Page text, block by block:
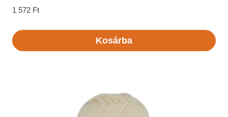
1 572 Ft
Kosárba